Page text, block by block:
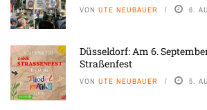
VON UTE NEUBAUER 6.
Düsseldorf: Am 6.
Straßenfest
VON UTE NEUBAUER 5.